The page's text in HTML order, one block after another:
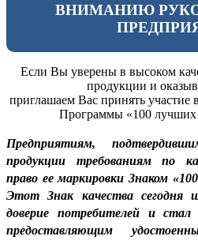
ВНИМАНИЮ
Если Вы уверены в высоком
продукции и
приглашаем Вас принять участие
Программы «100 лучших
Предприятиям,
продукции требованиям по
право ее маркировки Знаком
Этот Знак качества сегодня
доверие потребителей и
предоставляющим